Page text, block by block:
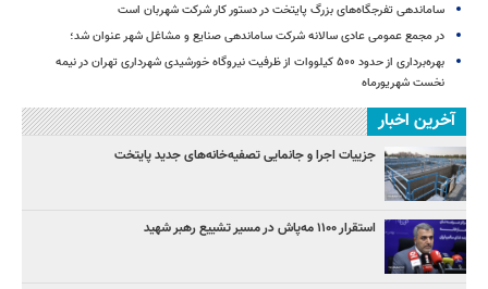
ساماندهی تفرجگاه‌های بزرگ پایتخت در دستور کار شرکت شهربان است
در مجمع عمومی عادی سالانه شرکت ساماندهی صنایع و مشاغل شهر عنوان شد؛
بهره‌برداری از حدود ۵۰۰ کیلووات از ظرفیت نیروگاه خورشیدی شهرداری تهران در نیمه
نخست شهریورماه
آخرین اخبار
جزییات اجرا و جانمایی تصفیه‌خانه‌های جدید پایتخت
استقرار ۱۱۰۰ مه‌پاش در مسیر تشییع رهبر شهید